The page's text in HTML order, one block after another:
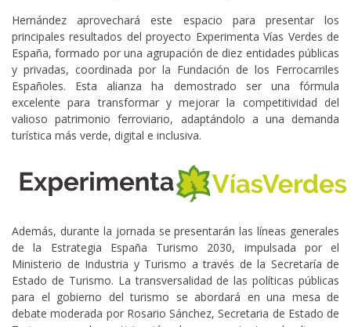
Hernández aprovechará este espacio para presentar los
principales resultados del proyecto Experimenta Vías Verdes de
España, formado por una agrupación de diez entidades públicas
y privadas, coordinada por la Fundación de los Ferrocarriles
Españoles. Esta alianza ha demostrado ser una fórmula
excelente para transformar y mejorar la competitividad del
valioso patrimonio ferroviario, adaptándolo a una demanda
turística más verde, digital e inclusiva.
Además, durante la jornada se presentarán las líneas generales
de la Estrategia España Turismo 2030, impulsada por el
Ministerio de Industria y Turismo a través de la Secretaría de
Estado de Turismo. La transversalidad de las políticas públicas
para el gobierno del turismo se abordará en una mesa de
debate moderada por Rosario Sánchez, Secretaria de Estado de